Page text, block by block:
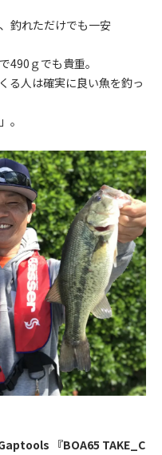
釣れただけでも一安
490ｇでも貴重。
る人は確実に良い魚を釣っ
。
『BOA65 TAKE_C